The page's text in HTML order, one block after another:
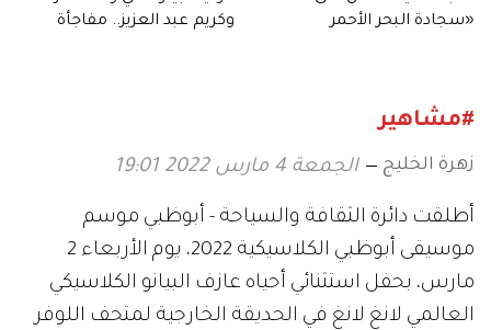
«سجادة البحر الأحمر
وكريم عبد العزيز.. مفاجأة
#مشاهير
زهرة الخليج الجمعة 4 مارس 2022 19:01
أطلقت دائرة الثقافة والسياحة - أبوظبي موسم
موسيقى أبوظبي الكلاسيكية 2022، يوم الأربعاء 2
مارس، بحفل استثنائي أحياه عازف البيانو الكلاسيكي
العالمي لانغ لانغ في الحديقة الخارجية لمتحف اللوفر